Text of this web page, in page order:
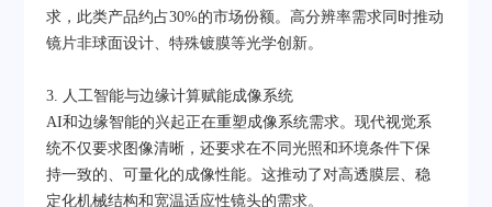
求，此类产品约占30%的市场份额。高分辨率需求同时推动
镜片非球面设计、特殊镀膜等光学创新。
3. 人工智能与边缘计算赋能成像系统
AI和边缘智能的兴起正在重塑成像系统需求。现代视觉系
统不仅要求图像清晰，还要求在不同光照和环境条件下保
持一致的、可量化的成像性能。这推动了对高透膜层、稳
定化机械结构和宽温适应性镜头的需求。